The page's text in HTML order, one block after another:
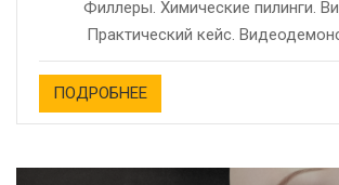
Филлеры. Химические пилинги.
Практический кейс.
ПОДРОБНЕЕ